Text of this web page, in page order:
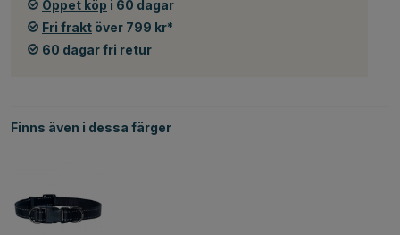
Öppet köp i 60 dagar
Fri frakt över 799 kr*
60 dagar fri retur
Finns även i dessa färger